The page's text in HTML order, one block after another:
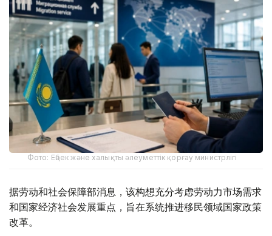
Фото: Еңбек және халықты әлеуметтік қорғау министрлігі
据劳动和社会保障部消息，该构想充分考虑劳动力市场需求
和国家经济社会发展重点，旨在系统推进移民领域国家政策
改革。